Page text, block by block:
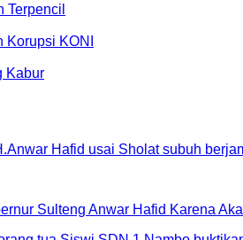
Terpencil
KONI
Kabur
Sulteng Anwar Hafid Karena